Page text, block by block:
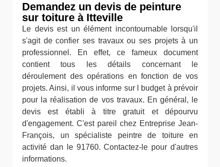
Demandez un devis de peinture
sur toiture à Itteville
Le devis est un élément incontournable lorsqu'il
s'agit de confier ses travaux ou ses projets à un
professionnel. En effet, ce fameux document
contient tous les détails concernant le
déroulement des opérations en fonction de vos
projets. Ainsi, il vous informe sur l budget à prévoir
pour la réalisation de vos travaux. En général, le
devis est établi à titre gratuit et dépourvu
d'engagement. C'est pareil chez Entreprise Jean-
François, un spécialiste peintre de toiture en
activité dan le 91760. Contactez-le pour d'autres
informations.